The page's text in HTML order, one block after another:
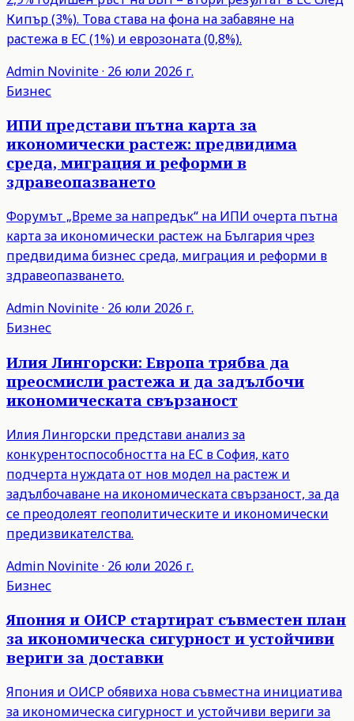
Кипър (3%). Това става на фона на забавяне на
растежа в ЕС (1%) и еврозоната (0,8%).
Admin Novinite· 26 юли 2026 г.
Бизнес
ИПИ представи пътна карта за
икономически растеж: предвидима
среда, миграция и реформи в
здравеопазването
Форумът „Време за напредък“ на ИПИ очерта пътна
карта за икономически растеж на България чрез
предвидима бизнес среда, миграция и реформи в
здравеопазването.
Admin Novinite· 26 юли 2026 г.
Бизнес
Илия Лингорски: Европа трябва да
преосмисли растежа и да задълбочи
икономическата свързаност
Илия Лингорски представи анализ за
конкурентоспособността на ЕС в София, като
подчерта нуждата от нов модел на растеж и
задълбочаване на икономическата свързаност, за да
се преодолеят геополитическите и икономически
предизвикателства.
Admin Novinite· 26 юли 2026 г.
Бизнес
Япония и ОИСР стартират съвместен план
за икономическа сигурност и устойчиви
вериги за доставки
Япония и ОИСР обявиха нова съвместна инициатива
за икономическа сигурност и устойчиви вериги за